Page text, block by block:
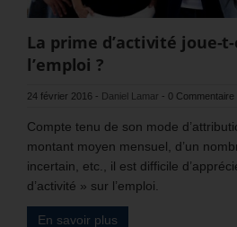
La prime d’activité joue-
l’emploi ?
24 février 2016 - Daniel Lamar - 0 Commentaire
Compte tenu de son mode
montant moyen mensuel, d’un
incertain, etc., il est difficile
d’activité » sur l’emploi.
En savoir plus